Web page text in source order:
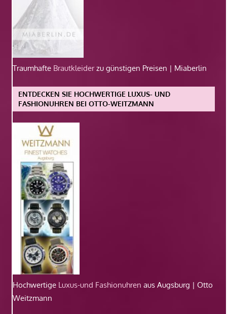
Traumhafte Brautkleiderzu günstigen Preisen | Miaberlin
ENTDECKEN SIE HOCHWERTIGE LUXUS- UND
FASHIONUHREN BEI OTTO-WEITZMANN
Hochwertige Luxus-und Fashionuhren aus Augsburg | Otto
Weitzmann